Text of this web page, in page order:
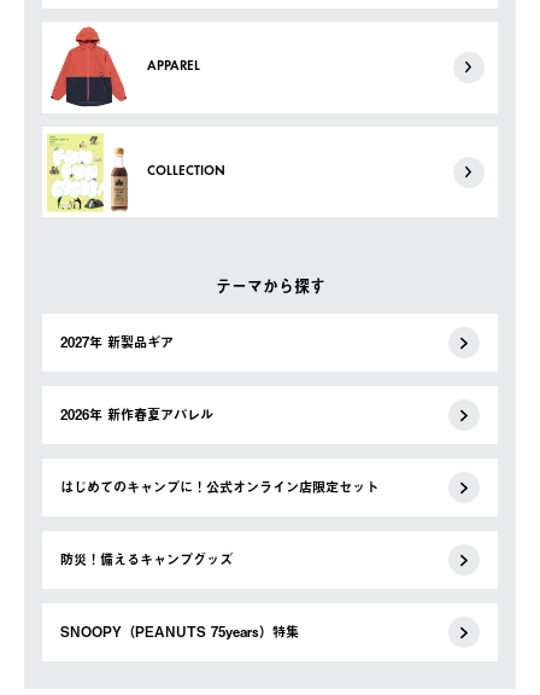
APPAREL
COLLECTION
テーマから探す
2027年 新製品ギア
2026年 新作春夏アパレル
はじめてのキャンプに！公式オンライン店限定セット
防災！備えるキャンプグッズ
SNOOPY（PEANUTS 75years）特集